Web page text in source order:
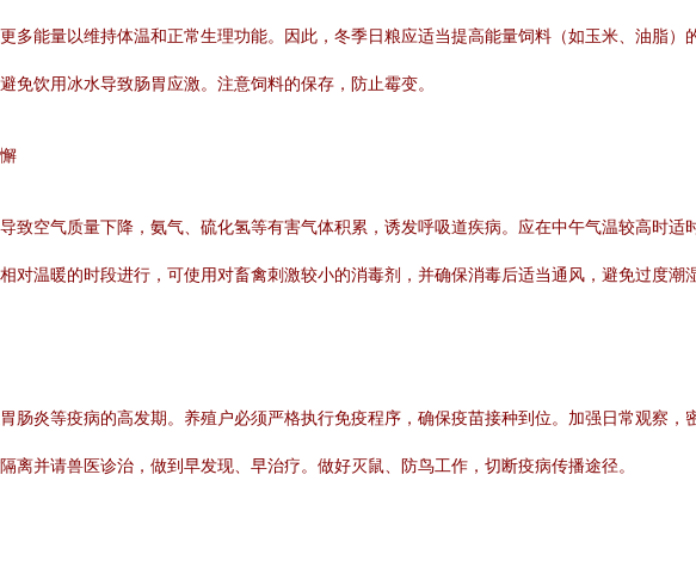
多能量以维持体温和正常生理功能。因此，冬季日粮应适当提高能量饲料（如玉米、油脂
免饮用冰水导致肠胃应激。注意饲料的保存，防止霉变。
致空气质量下降，氨气、硫化氢等有害气体积累，诱发呼吸道疾病。应在中午气温较高时
对温暖的时段进行，可使用对畜禽刺激较小的消毒剂，并确保消毒后适当通风，避免过度潮湿
肠炎等疫病的高发期。养殖户必须严格执行免疫程序，确保疫苗接种到位。加强日常观察，
离并请兽医诊治，做到早发现、早治疗。做好灭鼠、防鸟工作，切断疫病传播途径。